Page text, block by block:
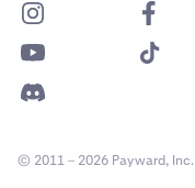
© 2011 – 2026 Payward, Inc.